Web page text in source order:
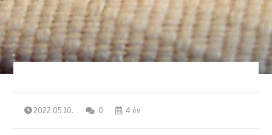
2022.05.10. 0 4 év